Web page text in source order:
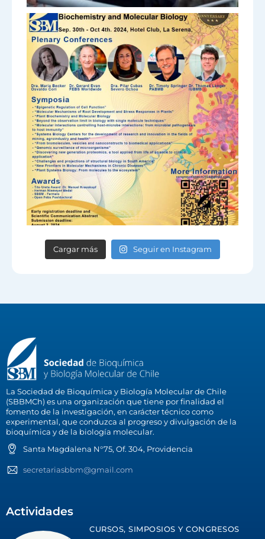
Cargar más Seguir en Instagram
La Sociedad de Bioquímica y Biología Molecular de Chile
(SBBMCh) es una organización que tiene por finalidad el
fomento de la investigación, en carácter técnico como
experimental, que conduzca al progreso y divulgación de la
bioquímica y de la biología molecular.
Santa Magdalena N°75, Of. 304, Providencia
secretariasbbm@gmail.com
Actividades
CURSOS, SIMPOSIOS Y CONGRESOS